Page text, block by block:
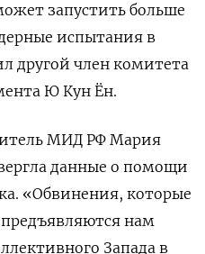
запустить больше
испытания в
другой член комитета
Ю Кун Ён.
МИД РФ Мария
данные о помощи
«Обвинения, которые
нам
Запада в